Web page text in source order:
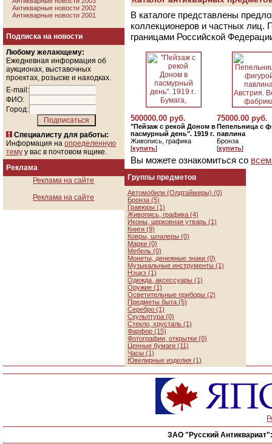
Антикварные новости 2002
Антикварные новости 2001
Подписка на новости
Любому желающему:
Ежедневная информация об
аукционах, выставочных
проектах, розыске и находках.
E-mail:
ФИО:
Город:
Специалисту для работы:
Информация на определенную
тему у вас в почтовом ящике.
Реклама
Реклама на сайте
Реклама на сайте
В каталоге представлены
коллекционеров и частных лиц.
границами Российской
500000.00 руб.
"Пейзаж с рекой Доном в
пасмурный день". 1919 г.
Живопись, графика
[купить]
75000.00 руб.
Пепельница с
павлина
Бронза
[купить]
Вы можете ознакомиться со
Группы предметов
Автомобили (Олдтаймеры) (0)
Бронза (5)
Гравюры (1)
Живопись, графика (4)
Иконы, церковная утварь (1)
Книги (9)
Ковры, шпалеры (0)
Марки (0)
Мебель (0)
Монеты, денежные знаки (0)
Музыкальные инструменты (1)
Нэцкэ (1)
Одежда, аксессуары (1)
Оружие (1)
Осветительные приборы (2)
Предметы быта (5)
Серебро (1)
Скульптура (0)
Стекло, хрусталь (1)
Фарфор (15)
Фотографии, открытки (0)
Ценные бумаги (11)
Часы (1)
Ювелирные изделия (1)
ЗАО "Русский Антиквариат":